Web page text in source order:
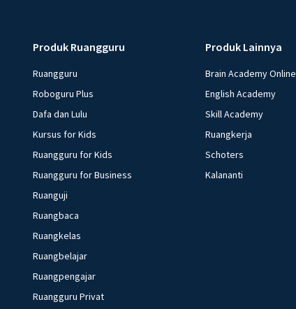
Produk Ruangguru
Ruangguru
Roboguru Plus
Dafa dan Lulu
Kursus for Kids
Ruangguru for Kids
Ruangguru for Business
Ruanguji
Ruangbaca
Ruangkelas
Ruangbelajar
Ruangpengajar
Ruangguru Privat
Produk Lainnya
Brain Academy Online
English Academy
Skill Academy
Ruangkerja
Schoters
Kalananti